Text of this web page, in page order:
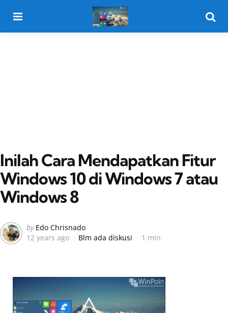
Inilah Cara Mendapatkan Fitur
Windows 10 di Windows 7 atau
Windows 8
Posted
by
by Edo Chrisnado
12 years ago
Blm ada diskusi 1 min